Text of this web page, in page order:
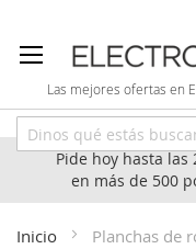
al
contenido
Las mejores ofertas en
Pide hoy hasta las
en más de 500
Inicio Planchas de